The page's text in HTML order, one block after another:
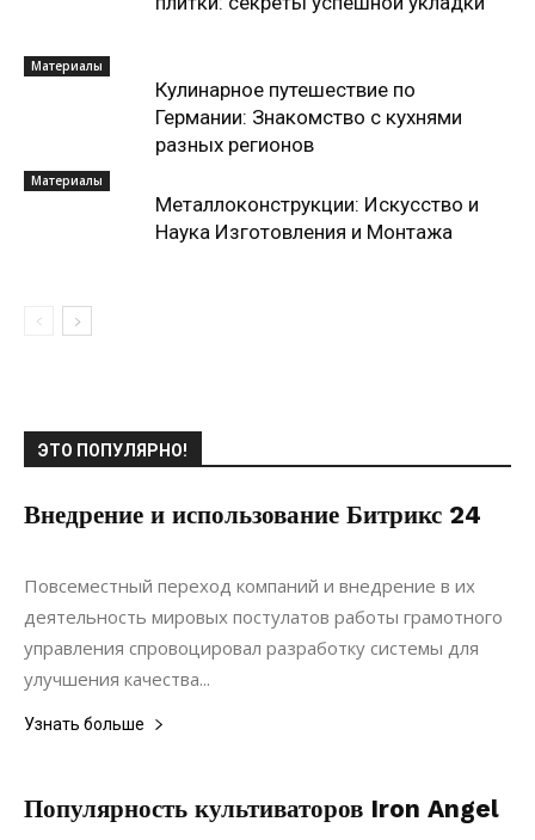
Материалы
Кулинарное путешествие по
Германии: Знакомство с кухнями
разных регионов
Материалы
Металлоконструкции: Искусство и
Наука Изготовления и Монтажа
ЭТО ПОПУЛЯРНО!
Внедрение и использование Битрикс 24
20.05.2021
Повсеместный переход компаний и внедрение в их
деятельность мировых постулатов работы грамотного
управления спровоцировал разработку системы для
улучшения качества...
Узнать больше
Популярность культиваторов Iron Angel
25.02.2021 0